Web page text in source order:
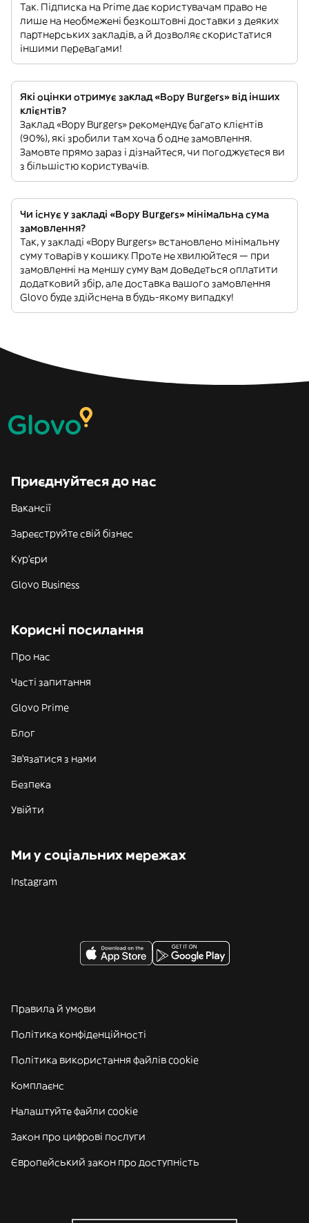
Так. Підписка на Prime дає користувачам право не
лише на необмежені безкоштовні доставки з деяких
партнерських закладів, а й дозволяє скористатися
іншими перевагами!
Які оцінки отримує заклад «Bopy Burgers» від інших
клієнтів?
Заклад «Bopy Burgers» рекомендує багато клієнтів
(90%), які зробили там хоча б одне замовлення.
Замовте прямо зараз і дізнайтеся, чи погоджуєтеся ви
з більшістю користувачів.
Чи існує у закладі «Bopy Burgers» мінімальна сума
замовлення?
Так, у закладі «Bopy Burgers» встановлено мінімальну
суму товарів у кошику. Проте не хвилюйтеся — при
замовленні на меншу суму вам доведеться оплатити
додатковий збір, але доставка вашого замовлення
Glovo буде здійснена в будь-якому випадку!
Приєднуйтеся до нас
Вакансії
Зареєструйте свій бізнес
Кур'єри
Glovo Business
Корисні посилання
Про нас
Часті запитання
Glovo Prime
Блог
Зв'язатися з нами
Безпека
Увійти
Ми у соціальних мережах
Instagram
Правила й умови
Політика конфіденційності
Політика використання файлів cookie
Комплаєнс
Налаштуйте файли cookie
Закон про цифрові послуги
Європейський закон про доступність